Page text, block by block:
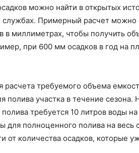
можно найти в открытых
службах. Примерный расчет
в миллиметрах, чтобы получить
при 600 мм осадков в год на
расчета требуемого объема
полива участка в течение
полива требуется 10 литров воды
для полноценного полива на
от количества осадков, которые